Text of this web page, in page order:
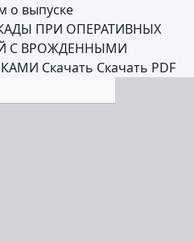
о выпуске
ПРИ ОПЕРАТИВНЫХ
С ВРОЖДЕННЫМИ
Скачать Скачать PDF